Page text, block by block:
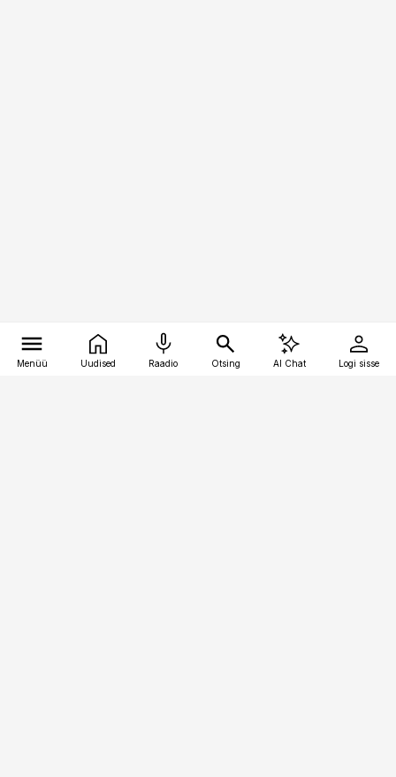
Menüü Uudised Raadio Otsing AI Chat Logi sisse